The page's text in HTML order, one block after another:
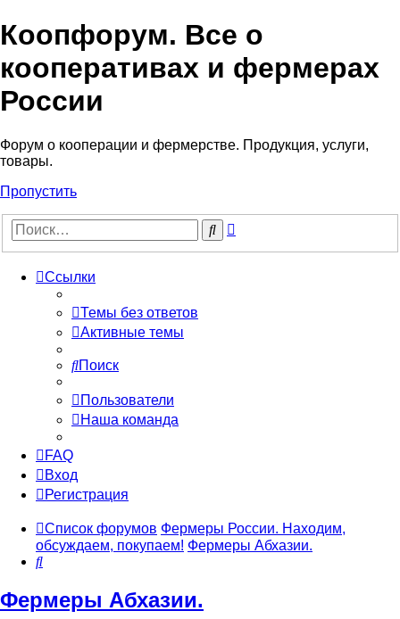
Коопфорум. Все о
кооперативах и фермерах
России
Форум о кооперации и фермерстве. Продукция, услуги,
товары.
Пропустить
Поиск
Ссылки
Темы без ответов
Активные темы
Поиск
Пользователи
Наша команда
FAQ
Вход
Регистрация
Список форумов Фермеры России. Находим,
обсуждаем, покупаем! Фермеры Абхазии.
Поиск
Фермеры Абхазии.